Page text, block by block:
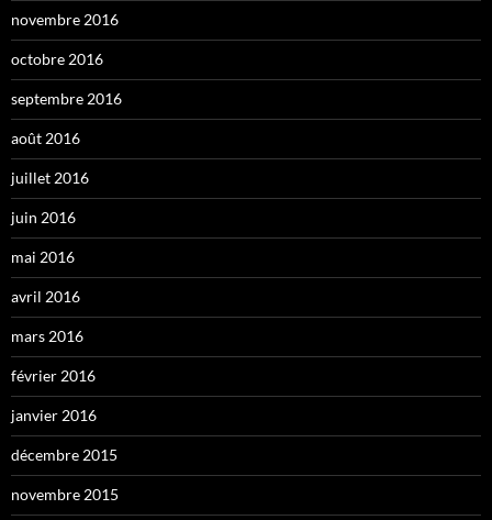
novembre 2016
octobre 2016
septembre 2016
août 2016
juillet 2016
juin 2016
mai 2016
avril 2016
mars 2016
février 2016
janvier 2016
décembre 2015
novembre 2015